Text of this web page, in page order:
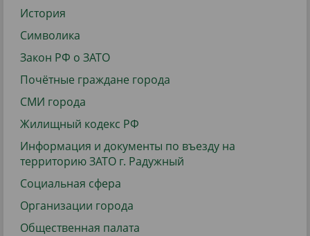
История
Символика
Закон РФ о ЗАТО
Почётные граждане города
СМИ города
Жилищный кодекс РФ
Информация и документы по въезду на
территорию ЗАТО г. Радужный
Социальная сфера
Организации города
Общественная палата